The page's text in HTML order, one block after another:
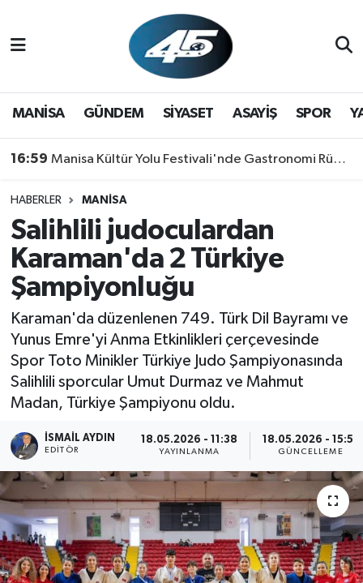
MANİSA GÜNDEM SİYASET ASAYİŞ SPOR
16:59 Manisa Kültür Yolu Festivali'nde Gastronomi Rüzgarı: Lezzetin Yıldızı "Manisa Kebabı" Oldu!
HABERLER MANİSA
Salihlili judoculardan
Karaman'da 2 Türkiye
Şampiyonluğu
Karaman'da düzenlenen 749. Türk Dil Bayramı ve
Yunus Emre'yi Anma Etkinlikleri çerçevesinde
Spor Toto Minikler Türkiye Judo Şampiyonasında
Salihlili sporcular Umut Durmaz ve Mahmut
Madan, Türkiye Şampiyonu oldu.
İSMAIL AYDIN
EDITÖR
18.05.2026 - 11:38
YAYINLANMA
18.05.2026 - 15:51
GÜNCELLEME
GÜNDEM
SPOR
YAŞAM
RESMİ REKLAM
Hava Durumu
Trafik Durumu
Son Dakika Haberleri
Haber Arşivi